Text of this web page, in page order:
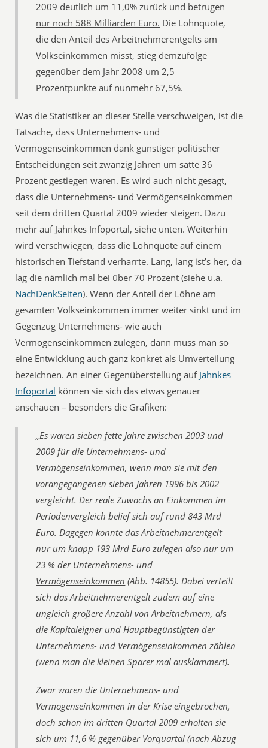
2009 deutlich um 11,0% zurück und betrugen
nur noch 588 Milliarden Euro. Die Lohnquote,
die den Anteil des Arbeitnehmerentgelts am
Volkseinkommen misst, stieg demzufolge
gegenüber dem Jahr 2008 um 2,5
Prozentpunkte auf nunmehr 67,5%.
Was die Statistiker an dieser Stelle verschweigen, ist die
Tatsache, dass Unternehmens- und
Vermögenseinkommen dank günstiger politischer
Entscheidungen seit zwanzig Jahren um satte 36
Prozent gestiegen waren. Es wird auch nicht gesagt,
dass die Unternehmens- und Vermögenseinkommen
seit dem dritten Quartal 2009 wieder steigen. Dazu
mehr auf Jahnkes Infoportal, siehe unten. Weiterhin
wird verschwiegen, dass die Lohnquote auf einem
historischen Tiefstand verharrte. Lang, lang ist’s her, da
lag die nämlich mal bei über 70 Prozent (siehe u.a.
NachDenkSeiten). Wenn der Anteil der Löhne am
gesamten Volkseinkommen immer weiter sinkt und im
Gegenzug Unternehmens- wie auch
Vermögenseinkommen zulegen, dann muss man so
eine Entwicklung auch ganz konkret als Umverteilung
bezeichnen. An einer Gegenüberstellung auf Jahnkes
Infoportal können sie sich das etwas genauer
anschauen – besonders die Grafiken:
„Es waren sieben fette Jahre zwischen 2003 und
2009 für die Unternehmens- und
Vermögenseinkommen, wenn man sie mit den
vorangegangenen sieben Jahren 1996 bis 2002
vergleicht. Der reale Zuwachs an Einkommen im
Periodenvergleich belief sich auf rund 843 Mrd
Euro. Dagegen konnte das Arbeitnehmerentgelt
nur um knapp 193 Mrd Euro zulegenalso nur um
23 % der Unternehmens- und
Vermögenseinkommen (Abb. 14855). Dabei verteilt
sich das Arbeitnehmerentgelt zudem auf eine
ungleich größere Anzahl von Arbeitnehmern, als
die Kapitaleigner und Hauptbegünstigten der
Unternehmens- und Vermögenseinkommen zählen
(wenn man die kleinen Sparer mal ausklammert).
Zwar waren die Unternehmens- und
Vermögenseinkommen in der Krise eingebrochen,
doch schon im dritten Quartal 2009 erholten sie
sich um 11,6 % gegenüber Vorquartal (nach Abzug